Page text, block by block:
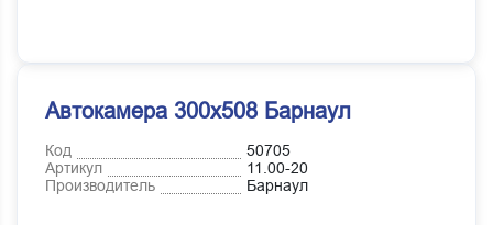
Автокамера 300х508 Барнаул
Код
50705
Артикул
11.00-20
Производитель
Барнаул